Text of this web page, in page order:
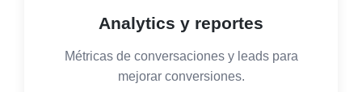
Analytics y reportes
Métricas de conversaciones y leads para
mejorar conversiones.